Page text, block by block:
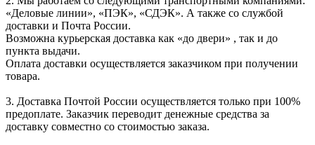
«Деловые линии», «ПЭК», «СДЭК». А также со службой
доставки и Почта России.
Возможна курьерская доставка как «до двери» , так и до
пункта выдачи.
Оплата доставки осуществляется заказчиком при получении
товара.
3. Доставка Почтой России осуществляется только при 100%
предоплате. Заказчик переводит денежные средства за
доставку совместно со стоимостью заказа.